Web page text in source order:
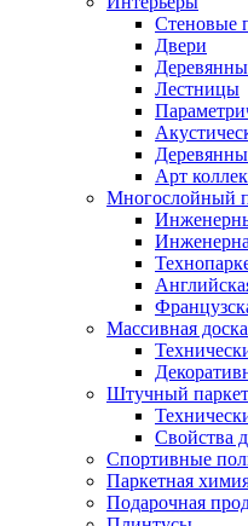
Стеновые
Двери
Лестницы
Арт
Многослойный
Массивная доска
Штучный паркет
Свойства
Спортивные
Паркетная
Подарочная